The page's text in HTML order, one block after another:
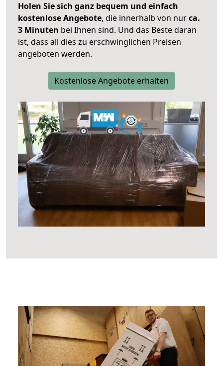
Holen Sie sich ganz bequem und einfach
kostenlose Angebote, die innerhalb von nurca.
3 Minuten bei Ihnen sind. Und das Beste daran
ist, dass all dies zu erschwinglichen Preisen
angeboten werden.
Kostenlose Angebote erhalten